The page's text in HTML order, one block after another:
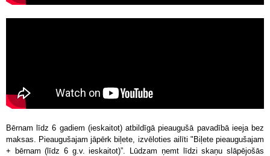
Bērnam līdz 6 gadiem (ieskaitot) atbildīgā pieaugušā pavadībā ieeja bez
maksas. Pieaugušajam jāpērk biļete, izvēloties ailīti "Biļete pieaugušajam
+ bērnam (līdz 6 g.v. ieskaitot)”. Lūdzam ņemt līdzi skaņu slāpējošās